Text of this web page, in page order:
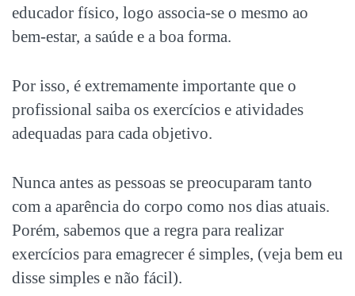
educador físico, logo associa-se o mesmo ao
bem-estar, a saúde e a boa forma.
Por isso, é extremamente importante que o
profissional saiba os exercícios e atividades
adequadas para cada objetivo.
Nunca antes as pessoas se preocuparam tanto
com a aparência do corpo como nos dias atuais.
Porém, sabemos que a regra para realizar
exercícios para emagrecer é simples, (veja bem eu
disse simples e não fácil).